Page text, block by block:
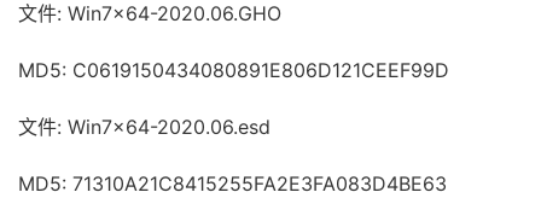
文件: Win7x64-2020.06.GHO
MD5: C0619150434080891E806D121CEEF99D
文件: Win7x64-2020.06.esd
MD5: 71310A21C8415255FA2E3FA083D4BE63